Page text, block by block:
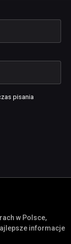
pisania
w Polsce,
informacje